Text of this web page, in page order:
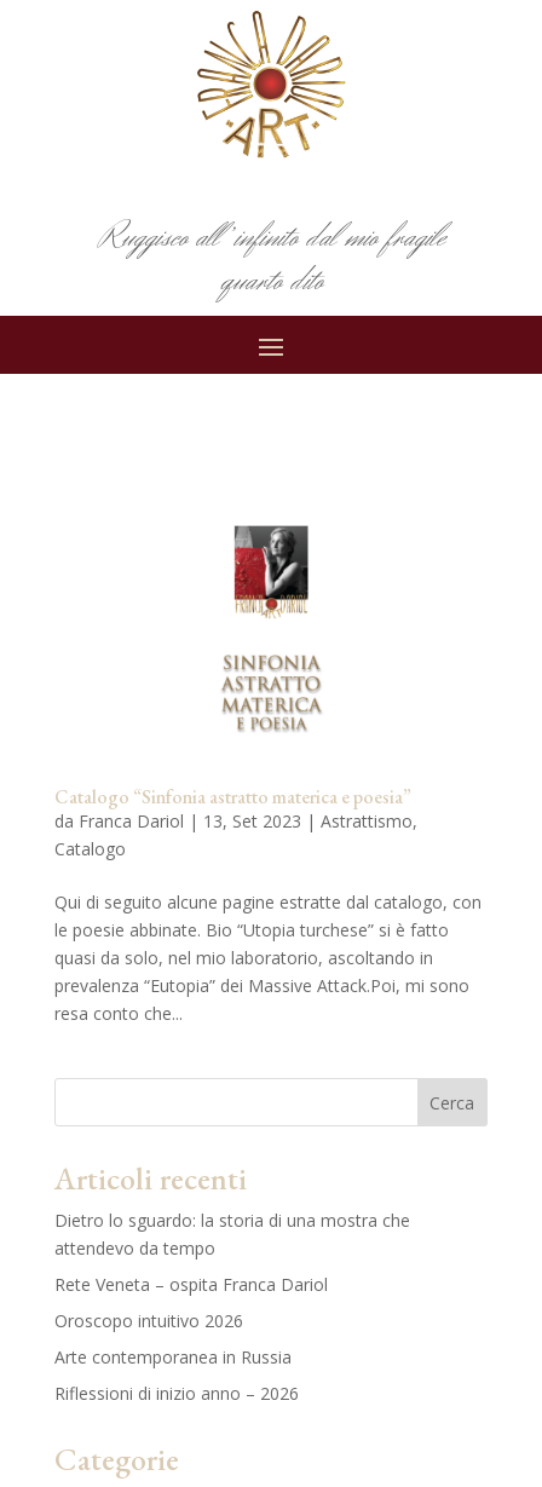
Ruggisco all’infinito dal mio fragile
quarto dito
Catalogo “Sinfonia astratto materica e poesia”
da Franca Dariol | 13, Set 2023 | Astrattismo,
Catalogo
Qui di seguito alcune pagine estratte dal catalogo, con
le poesie abbinate. Bio “Utopia turchese” si è fatto
quasi da solo, nel mio laboratorio, ascoltando in
prevalenza “Eutopia” dei Massive Attack.Poi, mi sono
resa conto che...
Cerca
Articoli recenti
Dietro lo sguardo: la storia di una mostra che
attendevo da tempo
Rete Veneta – ospita Franca Dariol
Oroscopo intuitivo 2026
Arte contemporanea in Russia
Riflessioni di inizio anno – 2026
Categorie